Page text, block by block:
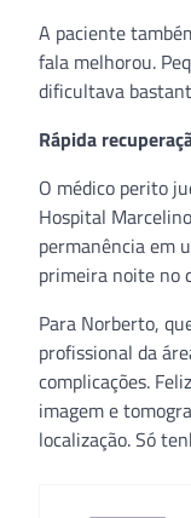
A paciente
fala melhorou.
dificultava
Rápida
O médico perito
Hospital
permanência em
primeira noite no
Para Norberto,
profissional da
complicações.
imagem e
localização. Só